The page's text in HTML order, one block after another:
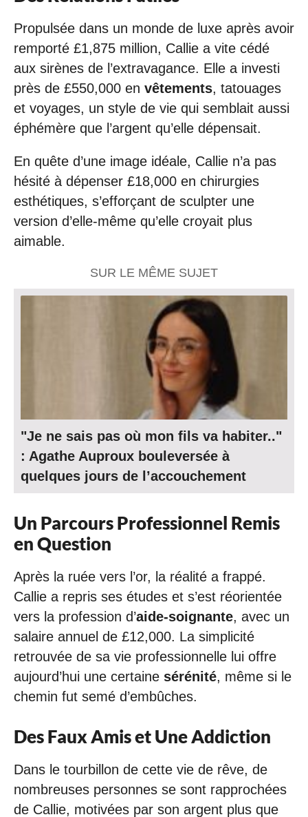
Propulsée dans un monde de luxe après avoir
remporté £1,875 million, Callie a vite cédé
aux sirènes de l’extravagance. Elle a investi
près de £550,000 en vêtements, tatouages
et voyages, un style de vie qui semblait aussi
éphémère que l’argent qu’elle dépensait.
En quête d’une image idéale, Callie n’a pas
hésité à dépenser £18,000 en chirurgies
esthétiques, s’efforçant de sculpter une
version d’elle-même qu’elle croyait plus
aimable.
SUR LE MÊME SUJET
"Je ne sais pas où mon fils va habiter.."
: Agathe Auproux bouleversée à
quelques jours de l’accouchement
Un Parcours Professionnel Remis
en Question
Après la ruée vers l’or, la réalité a frappé.
Callie a repris ses études et s’est réorientée
vers la profession d’aide-soignante, avec un
salaire annuel de £12,000. La simplicité
retrouvée de sa vie professionnelle lui offre
aujourd’hui une certaine sérénité, même si le
chemin fut semé d’embûches.
Des Faux Amis et Une Addiction
Dans le tourbillon de cette vie de rêve, de
nombreuses personnes se sont rapprochées
de Callie, motivées par son argent plus que